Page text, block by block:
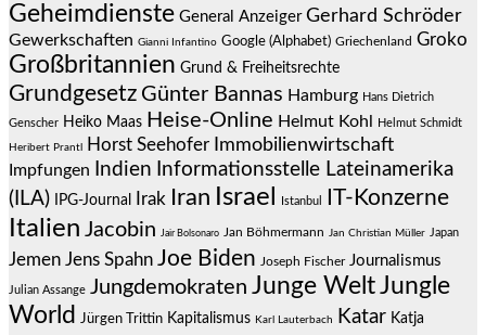
Geheimdienste General Anzeiger Gerhard Schröder
Gewerkschaften Gianni Infantino Google (Alphabet) Griechenland Groko
Großbritannien Grund & Freiheitsrechte
Grundgesetz Günter Bannas Hamburg Hans Dietrich
Genscher Heiko Maas Heise-Online Helmut Kohl Helmut Schmidt
Heribert Prantl Horst Seehofer Immobilienwirtschaft
Impfungen Indien Informationsstelle Lateinamerika
(ILA)
IPG-Journal Irak Iran Israel Istanbul IT-Konzerne
Italien Jacobin Jair Bolsonaro Jan Böhmermann Jan Christian Müller Japan
Jemen Jens Spahn Joe Biden Joseph Fischer Journalismus
Julian Assange Jungdemokraten Junge WeltJungle
World
Jürgen Trittin Kapitalismus Karl Lauterbach Katar Katja